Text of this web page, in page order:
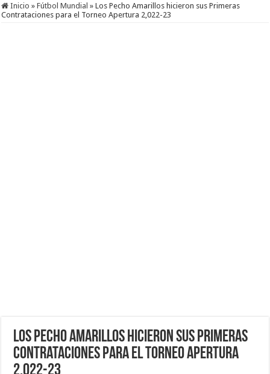
Inicio » Fútbol Mundial » Los Pecho Amarillos hicieron sus Primeras
Contrataciones para el Torneo Apertura 2,022-23
Los Pecho Amarillos hicieron sus Primeras
Contrataciones para el Torneo Apertura